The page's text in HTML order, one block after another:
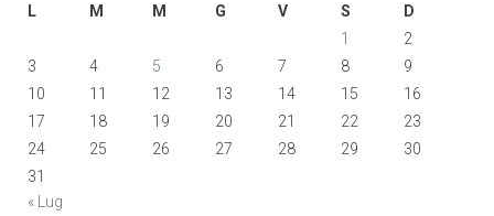
L
M M G V S
D
1
2
3
4 5 6 7 8
9
10
11 12 13 14 15
16
17
18 19 20 21 22
23
24
25 26 27 28 29
30
31
« Lug